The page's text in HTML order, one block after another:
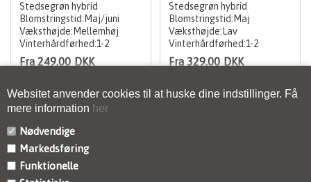
Websitet anvender cookies til at huske dine indstillinger. Få
mere information her
Nødvendige
Markedsføring
Funktionelle
Stedsegrøn hybrid
Blomstringstid:Maj/juni
Væksthøjde:Mellemhøj
Vinterhårdførhed:1-2
Fra 249,00 DKK
Stedsegrøn hybrid
Blomstringstid:Maj
Væksthøjde:Lav
Vinterhårdførhed:1-2
Fra 329,00 DKK
KONTAKT